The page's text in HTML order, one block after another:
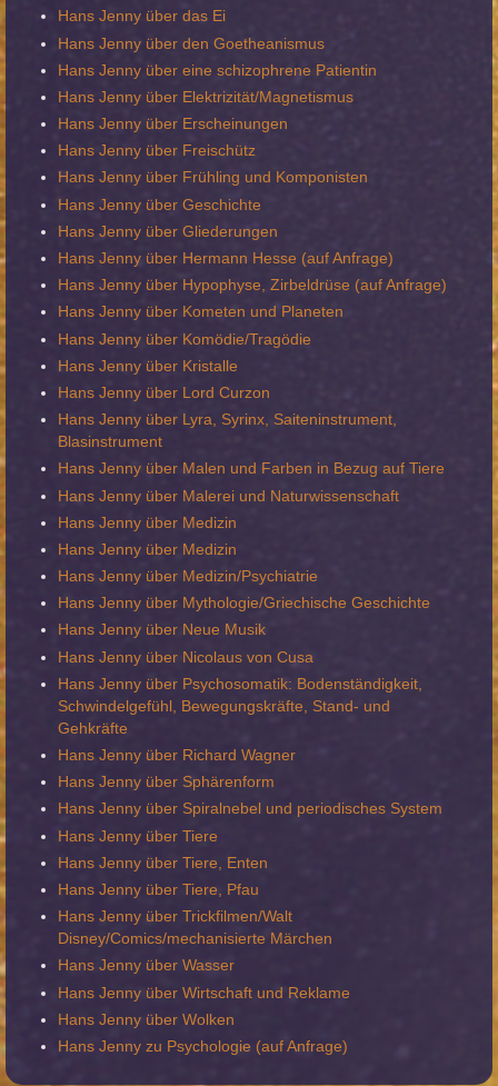
Hans Jenny über das Ei
Hans Jenny über den Goetheanismus
Hans Jenny über eine schizophrene Patientin
Hans Jenny über Elektrizität/Magnetismus
Hans Jenny über Erscheinungen
Hans Jenny über Freischütz
Hans Jenny über Frühling und Komponisten
Hans Jenny über Geschichte
Hans Jenny über Gliederungen
Hans Jenny über Hermann Hesse (auf Anfrage)
Hans Jenny über Hypophyse, Zirbeldrüse (auf Anfrage)
Hans Jenny über Kometen und Planeten
Hans Jenny über Komödie/Tragödie
Hans Jenny über Kristalle
Hans Jenny über Lord Curzon
Hans Jenny über Lyra, Syrinx, Saiteninstrument,
Blasinstrument
Hans Jenny über Malen und Farben in Bezug auf Tiere
Hans Jenny über Malerei und Naturwissenschaft
Hans Jenny über Medizin
Hans Jenny über Medizin
Hans Jenny über Medizin/Psychiatrie
Hans Jenny über Mythologie/Griechische Geschichte
Hans Jenny über Neue Musik
Hans Jenny über Nicolaus von Cusa
Hans Jenny über Psychosomatik: Bodenständigkeit,
Schwindelgefühl, Bewegungskräfte, Stand- und
Gehkräfte
Hans Jenny über Richard Wagner
Hans Jenny über Sphärenform
Hans Jenny über Spiralnebel und periodisches System
Hans Jenny über Tiere
Hans Jenny über Tiere, Enten
Hans Jenny über Tiere, Pfau
Hans Jenny über Trickfilmen/Walt
Disney/Comics/mechanisierte Märchen
Hans Jenny über Wasser
Hans Jenny über Wirtschaft und Reklame
Hans Jenny über Wolken
Hans Jenny zu Psychologie (auf Anfrage)